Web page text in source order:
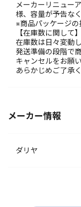
メーカーリニュー
様、容量が予告な
※商品パッケージの
【在庫数に関して】
在庫数は日々変動
発送準備の段階で
キャンセルをお願
あらかじめご了承
メーカー情報
ダリヤ